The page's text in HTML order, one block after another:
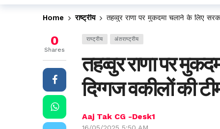
छत्तीसगढ़ में राशन के चावल की गुणवत्ता सुधरेगी,
कोडार लिंक कैनाल प्रोजेक्ट पर कोर्ट का फैसला,
Home राष्ट्रीय तहव्वुर राणा पर मुकदमा चलाने के लिए
राष्ट्रीय अंतराष्ट्रीय
तहव्वुर राणा पर
दिग्गज वकीलों की
Aaj Tak CG -Desk1
0
Shares